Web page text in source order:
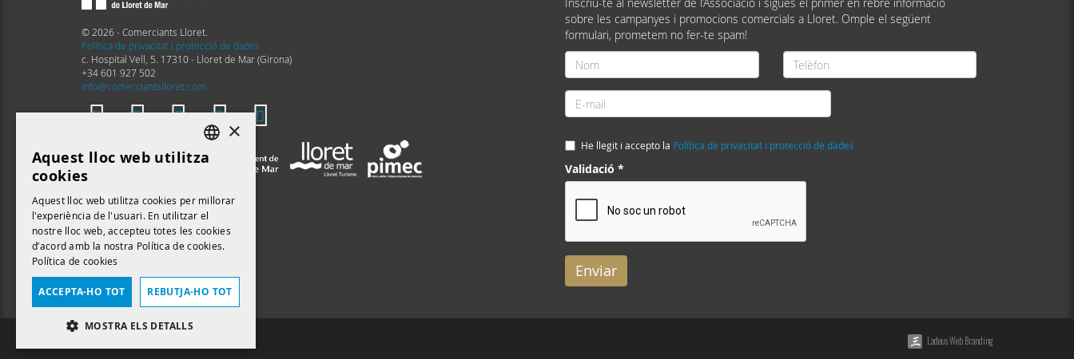
© 2026 - Comerciants Lloret.
Política de privacitat i protecció de dades
c. Hospital Vell, 5. 17310 - Lloret de Mar (Girona)
+34 601 927 502
info@comerciantslloret.com
Inscriu-te al newsletter de l’Associació i sigues el primer en rebre informació
sobre les campanyes i promocions comercials a Lloret. Omple el següent
formulari, prometem no fer-te spam!
Nom
*
Telèfon
*
E-
mail
He llegit i accepto la Política de privacitat i protecció de dades
Validació *
Enviar
Ladeus Web Branding
DEFAULT LANGUAGE
×
Aquest lloc web utilitza
cookies
Aquest lloc web utilitza cookies per millorar
l'experiència de l'usuari. En utilitzar el
nostre lloc web, accepteu totes les cookies
d’acord amb la nostra Política de cookies.
Política de cookies
ACCEPTA-HO TOT REBUTJA-HO TOT
MOSTRA ELS DETALLS